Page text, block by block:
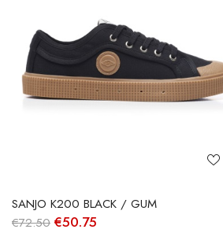
SANJO K200 BLACK / GUM
€72.50 O
€50.75